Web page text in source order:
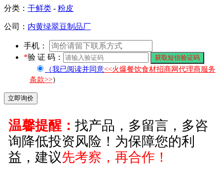
咨询产品
分类： 干鲜类 - 粉皮
公司： 内黄绿翠豆制品厂
手机：
*验 证 码：
（我已阅读并同意<<火爆餐饮食材招商网代理商服务
条款>>）
温馨提醒： 找产品，多留言，多咨
询降低投资风险！为保障您的利
益，建议先考察，再合作！